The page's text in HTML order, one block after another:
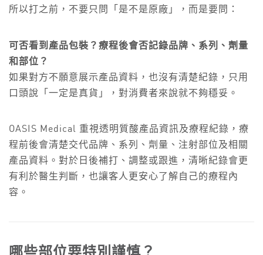
所以打之前，不要只問「是不是原廠」，而是要問：
可否看到產品包裝？療程後會否記錄品牌、系列、劑量
和部位？
如果對方不願意展示產品資料，也沒有清楚紀錄，只用
口頭說「一定是真貨」，對消費者來說就不夠穩妥。
OASIS Medical 重視透明質酸產品資訊及療程紀錄，療
程前後會清楚交代品牌、系列、劑量、注射部位及相關
產品資料。對於日後補打、調整或跟進，清晰紀錄會更
有利於醫生判斷，也讓客人更安心了解自己的療程內
容。